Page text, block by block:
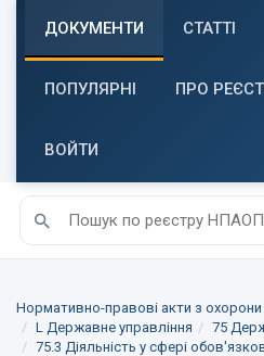
ДОКУМЕНТИ СТАТТІ
ПОПУЛЯРНІ ПРО
ВОЙТИ
Нормативно-правові акти з
L Державне управління
75
75.3 Діяльність у сфері